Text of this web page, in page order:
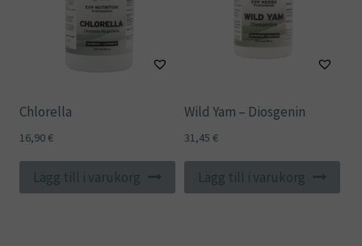
Chlorella
16,90€
Lägg till i varukorg
Wild Yam – Diosgenin
31,45 €
Lägg till i varukorg